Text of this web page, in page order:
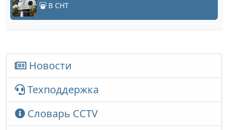
В СНТ
Новости
Техподдержка
Словарь CCTV